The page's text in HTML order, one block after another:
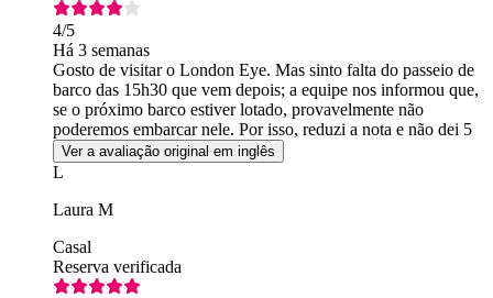
4/5
Há 3 semanas
Gosto de visitar o London Eye. Mas sinto falta do passeio de
barco das 15h30 que vem depois; a equipe nos informou que,
se o próximo barco estiver lotado, provavelmente não
poderemos embarcar nele. Por isso, reduzi a nota e não dei 5
estrelas.
Ver a avaliação original em inglês
L
Laura M
Casal
Reserva verificada